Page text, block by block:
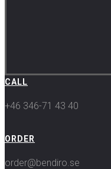
CALL
+46 346-71 43 40
ORDER
order@bendiro.se